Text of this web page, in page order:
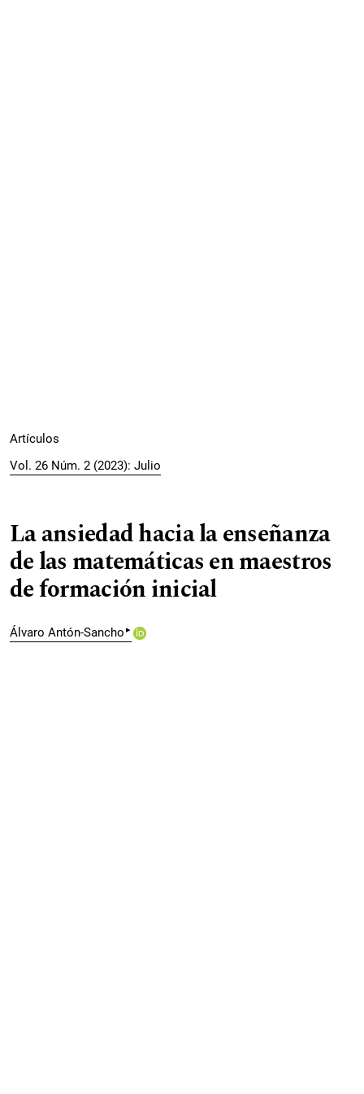
Artículos
Vol. 26 Núm. 2 (2023): Julio
La ansiedad hacia la enseñanza
de las matemáticas en maestros
de formación inicial
Álvaro Antón-Sancho ▸